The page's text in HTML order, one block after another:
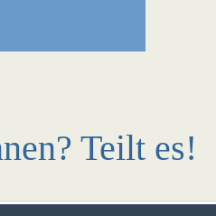
Teilt es!